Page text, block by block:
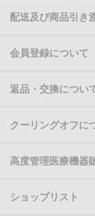
配送及び商品引き
会員登録について
返品・交換につい
クーリングオフに
高度管理医療機器
ショップリスト